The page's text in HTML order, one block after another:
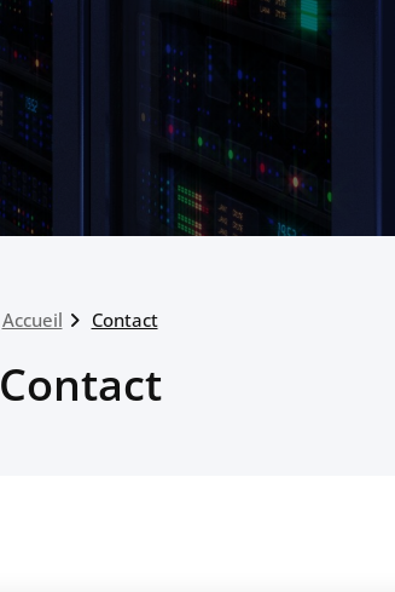
Accueil Contact
Contact